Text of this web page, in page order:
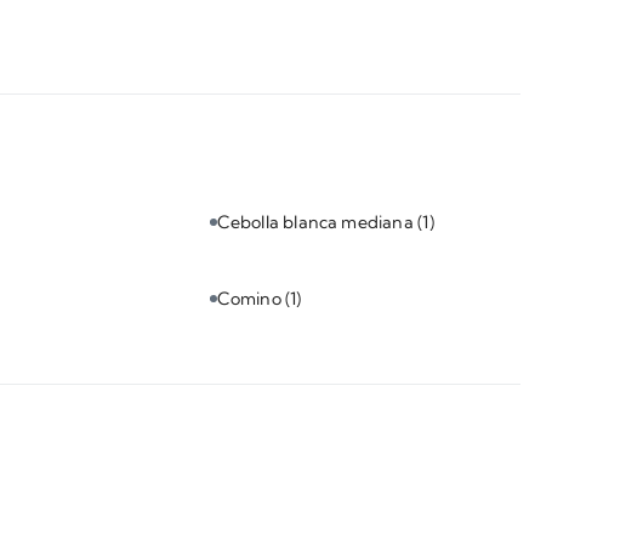
Cebolla blanca mediana(1)
Comino(1)